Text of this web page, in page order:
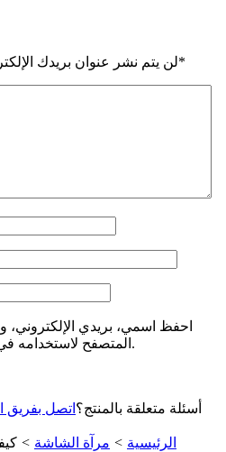
لن يتم نشر عنوان بريدك*
احفظ اسمي، بريدي الإلكتروني،
المتصفح لاستخدامه في المرة المقبلة التي أعلق فيها.
أسئلة متعلقة بالمنتج؟ اتصل بفريق
الرئيسية > مرآة الشاشة >